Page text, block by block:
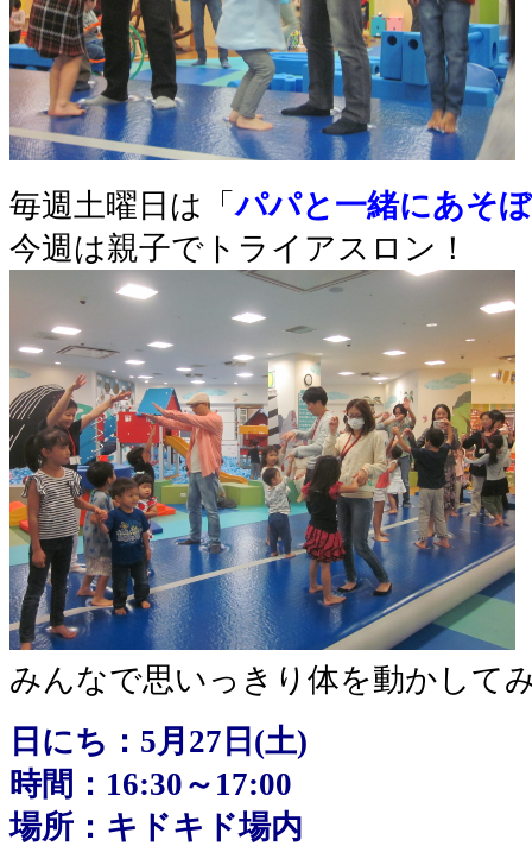
毎週土曜日は「パパと一緒にあそ
今週は親子でトライアスロン！
みんなで思いっきり体を動かして
日にち：5月27日(土)
時間：16:30～17:00
場所：キドキド場内